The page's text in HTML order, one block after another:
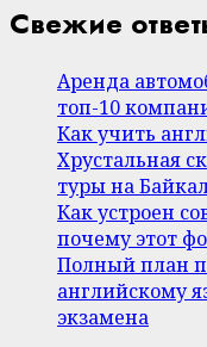
Свежие
Аренда
топ-10
Как учить
Хрустальная
туры на
Как устроен
почему этот
Полный план
английскому
экзамена